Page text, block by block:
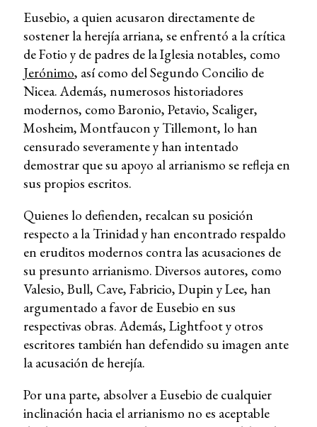
Eusebio, a quien acusaron directamente de
sostener la herejía arriana, se enfrentó a la crítica
de Fotio y de padres de la Iglesia notables, como
Jerónimo, así como del Segundo Concilio de
Nicea. Además, numerosos historiadores
modernos, como Baronio, Petavio, Scaliger,
Mosheim, Montfaucon y Tillemont, lo han
censurado severamente y han intentado
demostrar que su apoyo al arrianismo se refleja en
sus propios escritos.
Quienes lo defienden, recalcan su posición
respecto a la Trinidad y han encontrado respaldo
en eruditos modernos contra las acusaciones de
su presunto arrianismo. Diversos autores, como
Valesio, Bull, Cave, Fabricio, Dupin y Lee, han
argumentado a favor de Eusebio en sus
respectivas obras. Además, Lightfoot y otros
escritores también han defendido su imagen ante
la acusación de herejía.
Por una parte, absolver a Eusebio de cualquier
inclinación hacia el arrianismo no es aceptable